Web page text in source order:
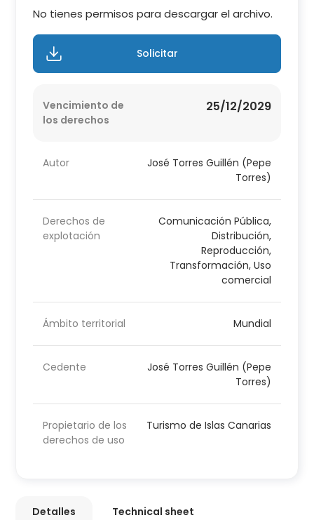
No tienes permisos para descargar el archivo.
Solicitar
Vencimiento de
los derechos
25/12/2029
Autor
José Torres Guillén (Pepe
Torres)
Derechos de
explotación
Comunicación Pública,
Distribución,
Reproducción,
Transformación, Uso
comercial
Ámbito territorial Mundial
Cedente
José Torres Guillén (Pepe
Torres)
Propietario de los
derechos de uso
Turismo de Islas Canarias
Detalles Technical sheet